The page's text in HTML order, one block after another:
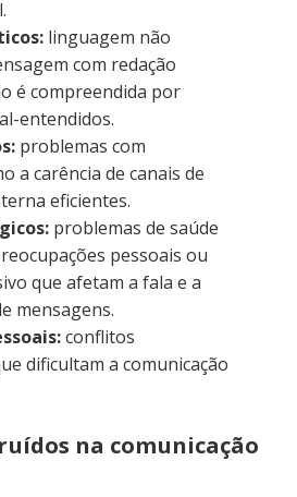
linguagem não
com redação
é compreendida por
entendidos.
problemas com
a carência de canais de
eficientes.
problemas de saúde
pessoais ou
que afetam a fala e a
mensagens.
conflitos
dificultam a comunicação
na comunicação